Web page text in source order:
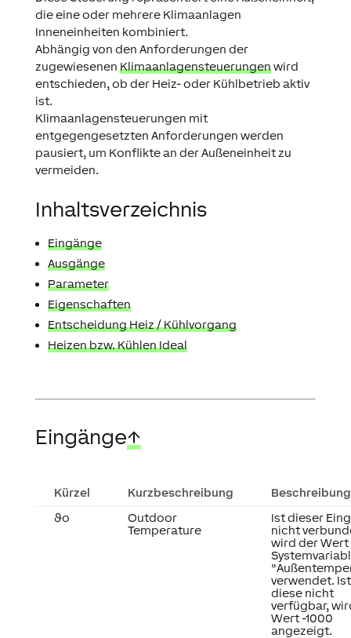
die eine oder mehrere Klimaanlagen
Inneneinheiten kombiniert.
Abhängig von den Anforderungen der
zugewiesenen Klimaanlagensteuerungenwird
entschieden, ob der Heiz- oder Kühlbetrieb aktiv
ist.
Klimaanlagensteuerungen mit
entgegengesetzten Anforderungen werden
pausiert, um Konflikte an der Außeneinheit zu
vermeiden.
Inhaltsverzeichnis
Eingänge
Ausgänge
Parameter
Eigenschaften
Entscheidung Heiz / Kühlvorgang
Heizen bzw. Kühlen Ideal
Eingänge↑
Kürzel Kurzbeschreibung
Beschreibung
ϑo
Outdoor
Temperature
Ist dieser
nicht
wird der Wert
verwendet. Ist
diese nicht
verfügbar,
Wert -1000
angezeigt.